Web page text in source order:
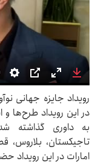
Settings
PIP Enter
در این رویداد طرح‌ها
به داوری گذاشته
تاجیکستان، بلاروس،
امارات در این رویداد